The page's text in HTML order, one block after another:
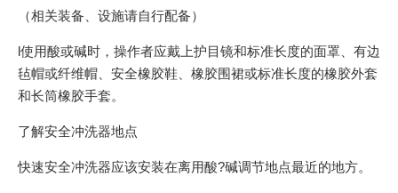
（相关装备、设施请自行配备）
l使用酸或碱时，操作者应戴上护目镜和标准长度的面罩、有边
毡帽或纤维帽、安全橡胶鞋、橡胶围裙或标准长度的橡胶外套
和长筒橡胶手套。
了解安全冲洗器地点
快速安全冲洗器应该安装在离用酸?碱调节地点最近的地方。